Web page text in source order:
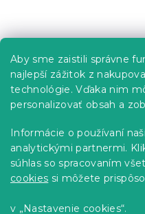
Aby sme zaistili správne
najlepší zážitok z
technológie. Vďaka nim
personalizovať obsah a
Informácie o používaní
analytickými partnermi.
súhlas so spracovaním
cookies si môžete
v „Nastavenie cookies“.